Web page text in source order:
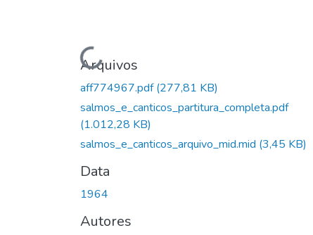
Carregando...
Arquivos
aff774967.pdf(277,81 KB)
salmos_e_canticos_partitura_completa.pdf
(1.012,28 KB)
salmos_e_canticos_arquivo_mid.mid (3,45 KB)
Data
1964
Autores